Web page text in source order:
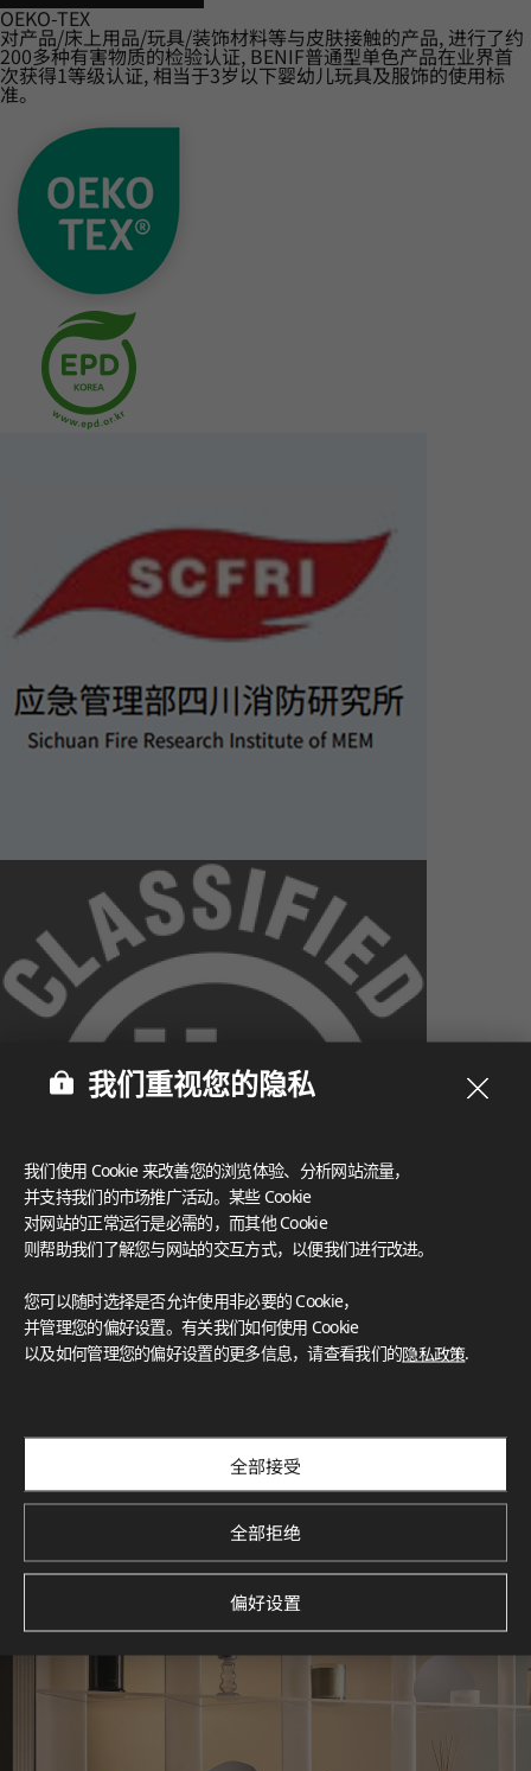
OEKO-TEX
对产品/床上用品/玩具/装饰材料等与皮肤接触的产品, 进行了约
200多种有害物质的检验认证, BENIF普通型单色产品在业界首
次获得1等级认证, 相当于3岁以下婴幼儿玩具及服饰的使用标
准。
What These Certifications Mean
灵感画廊
我们重视您的隐私
我们使用 Cookie 来改善您的浏览体验、分析网站流量，
并支持我们的市场推广活动。某些 Cookie
对网站的正常运行是必需的，而其他 Cookie
则帮助我们了解您与网站的交互方式，以便我们进行改进。
您可以随时选择是否允许使用非必要的 Cookie，
并管理您的偏好设置。有关我们如何使用 Cookie
以及如何管理您的偏好设置的更多信息，请查看我们的隐私政策.
全部接受
全部拒绝
偏好设置